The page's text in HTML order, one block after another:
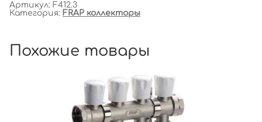
Артикул: F412.3
Категория: FRAP коллекторы
Похожие товары